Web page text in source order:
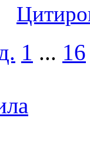
1 ... 16